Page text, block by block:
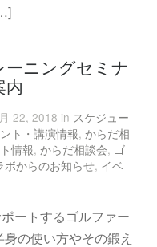
ーニングセミナ
内
22, 2018 in スケジュー
ト・講演情報, からだ相
情報, からだ相談会, ゴ
ボからのお知らせ, イベ
ートするゴルファー
の使い方やその鍛え